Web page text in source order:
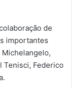
de
importantes
Tenisci, Federico